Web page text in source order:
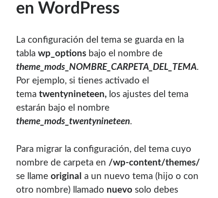
Si vas a comprar un dominio, hazlo por aquí y colaboras
Si deseas vender publicidad en tu propio blog o página
web, te recomiendo usarSeeding UP, buen servicio para
monetizar tu página.
en WordPress
La configuración del tema se guarda en la
tablawp_options bajo el nombre de
theme_mods_NOMBRE_CARPETA_DEL_TEMA.
Por ejemplo, si tienes activado el
tematwentynineteen, los ajustes del tema
estarán bajo el nombre
theme_mods_twentynineteen.
Para migrar la configuración, del tema cuyo
nombre de carpeta en /wp-content/themes/
se llameoriginal a un nuevo tema (hijo o con
otro nombre) llamado nuevo solo debes